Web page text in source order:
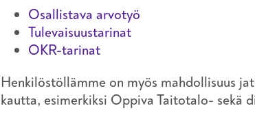
Osallistava arvotyö
Tulevaisuustarinat
OKR-tarinat
Henkilöstöllämme on myös mahdollisuus
kautta, esimerkiksi Oppiva Taitotalo- sekä